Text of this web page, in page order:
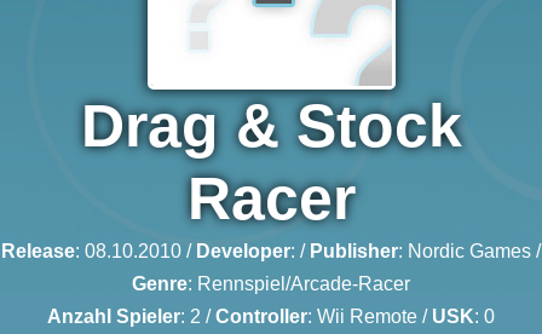
Drag & Stock
Racer
Release: 08.10.2010 / Developer: / Publisher: Nordic Games /
Genre: Rennspiel/Arcade-Racer
Anzahl Spieler: 2 /Controller: Wii Remote / USK: 0